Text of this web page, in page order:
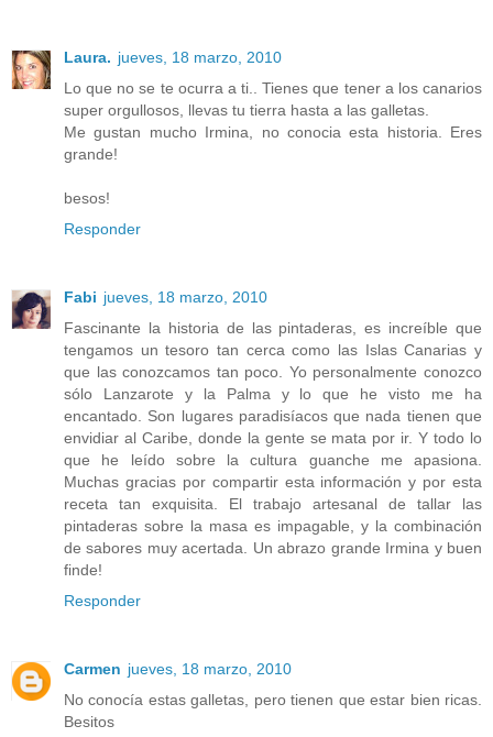
Laura. jueves, 18 marzo, 2010
Lo que no se te ocurra a ti.. Tienes que tener a los canarios
super orgullosos, llevas tu tierra hasta a las galletas.
Me gustan mucho Irmina, no conocia esta historia. Eres
grande!
besos!
Responder
Fabi jueves, 18 marzo, 2010
Fascinante la historia de las pintaderas, es increíble que
tengamos un tesoro tan cerca como las Islas Canarias y
que las conozcamos tan poco. Yo personalmente conozco
sólo Lanzarote y la Palma y lo que he visto me ha
encantado. Son lugares paradisíacos que nada tienen que
envidiar al Caribe, donde la gente se mata por ir. Y todo lo
que he leído sobre la cultura guanche me apasiona.
Muchas gracias por compartir esta información y por esta
receta tan exquisita. El trabajo artesanal de tallar las
pintaderas sobre la masa es impagable, y la combinación
de sabores muy acertada. Un abrazo grande Irmina y buen
finde!
Responder
Carmen jueves, 18 marzo, 2010
No conocía estas galletas, pero tienen que estar bien ricas.
Besitos